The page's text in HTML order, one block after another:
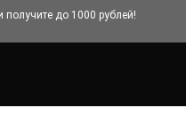
получите до 1000 рублей!